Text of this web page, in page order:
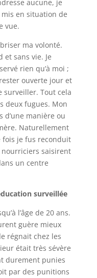
aucune, je
en situation de
vue.
ma volonté.
sans vie. Je
rien qu’à moi ;
ouverte jour et
Tout cela
deux fugues. Mon
d’une manière ou
Naturellement
fois je fus reconduit
nourriciers saisirent
un centre
surveillée
l’âge de 20 ans.
guère mieux
régnait chez les
était très sévère
durement punies
par des punitions